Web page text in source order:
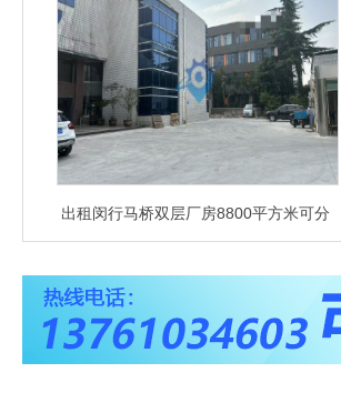
出租闵行马桥双层厂房8800平方米可分